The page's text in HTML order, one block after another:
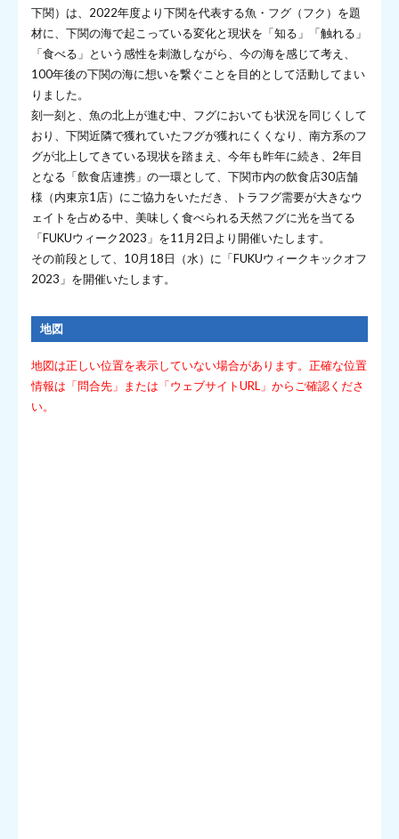
下関）は、2022年度より下関を代表する魚・フグ（フク）を題
材に、下関の海で起こっている変化と現状を「知る」「触れる」
「食べる」という感性を刺激しながら、今の海を感じて考え、
100年後の下関の海に想いを繋ぐことを目的として活動してまい
りました。
刻一刻と、魚の北上が進む中、フグにおいても状況を同じくして
おり、下関近隣で獲れていたフグが獲れにくくなり、南方系のフ
グが北上してきている現状を踏まえ、今年も昨年に続き、2年目
となる「飲食店連携」の一環として、下関市内の飲食店30店舗
様（内東京1店）にご協力をいただき、トラフグ需要が大きなウ
ェイトを占める中、美味しく食べられる天然フグに光を当てる
「FUKUウィーク2023」を11月2日より開催いたします。
その前段として、10月18日（水）に「FUKUウィークキックオフ
2023」を開催いたします。
地図
地図は正しい位置を表示していない場合があります。正確な位置
情報は「問合先」または「ウェブサイトURL」からご確認くださ
い。